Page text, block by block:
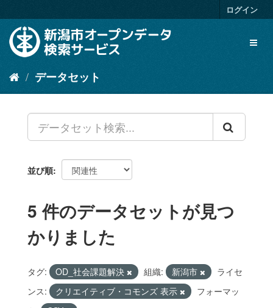
キ
容
ログイン
データセット
並び順
5 件のデータセットが見つ
かりました
タグ: OD_社会課題解決 組織: 新潟市
ライセ
ンス:
クリエイティブ・コモンズ 表示
フォーマッ